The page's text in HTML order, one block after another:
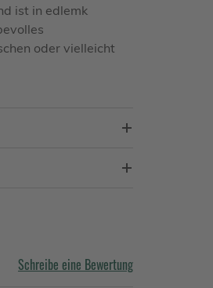
ist in edlemk
oder vielleicht
Schreibe eine Bewertung